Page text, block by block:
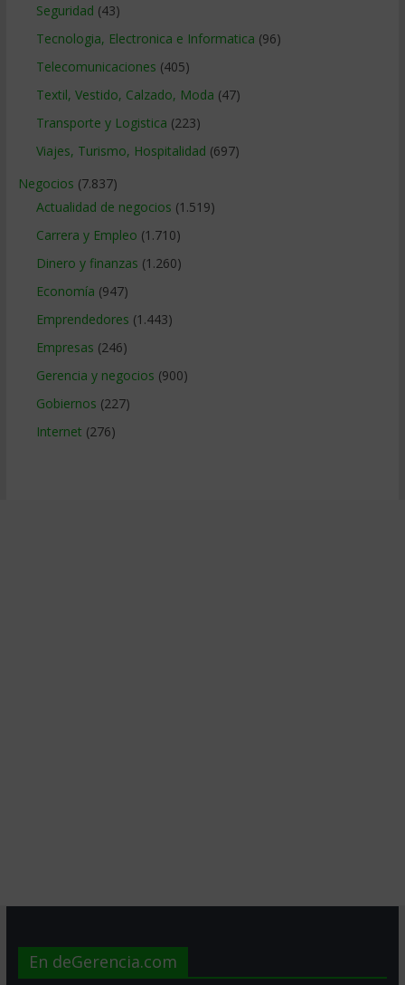
Seguridad (43)
Tecnologia, Electronica e Informatica (96)
Telecomunicaciones (405)
Textil, Vestido, Calzado, Moda (47)
Transporte y Logistica (223)
Viajes, Turismo, Hospitalidad (697)
Negocios (7.837)
Actualidad de negocios (1.519)
Carrera y Empleo (1.710)
Dinero y finanzas (1.260)
Economía (947)
Emprendedores (1.443)
Empresas (246)
Gerencia y negocios (900)
Gobiernos (227)
Internet (276)
En deGerencia.com